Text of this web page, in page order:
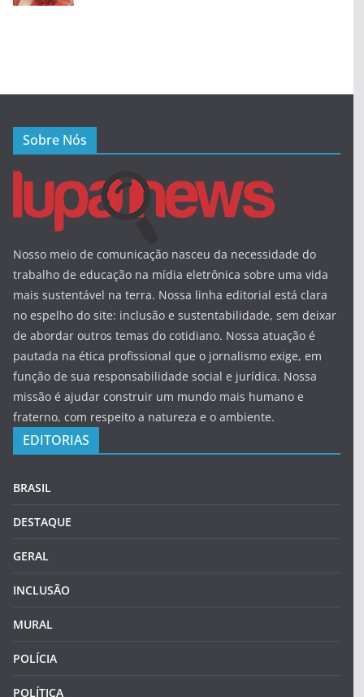
Sobre Nós
Nosso meio de comunicação nasceu da necessidade do
trabalho de educação na mídia eletrônica sobre uma vida
mais sustentável na terra. Nossa linha editorial está clara
no espelho do site: inclusão e sustentabilidade, sem deixar
de abordar outros temas do cotidiano. Nossa atuação é
pautada na ética profissional que o jornalismo exige, em
função de sua responsabilidade social e jurídica. Nossa
missão é ajudar construir um mundo mais humano e
fraterno, com respeito a natureza e o ambiente.
EDITORIAS
BRASIL
DESTAQUE
GERAL
INCLUSÃO
MURAL
POLÍCIA
POLÍTICA